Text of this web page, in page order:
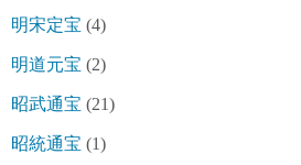
明宋定宝 (4)
明道元宝 (2)
昭武通宝 (21)
昭統通宝 (1)